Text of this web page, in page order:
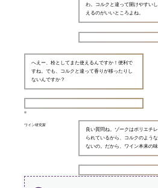
わ。コルクと違って開けやすい
えるのがいいところよね。
へえー、栓としてまた使えるんですか！便利で
すね。でも、コルクと違って香りが移ったりし
ないんですか？
ワイン研究家
良い質問ね。ゾークはポリエチ
られているから、コルクのよう
ないの。だから、ワイン本来の味